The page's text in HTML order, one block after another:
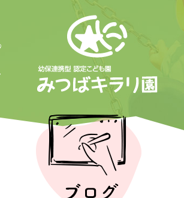
概要・アクセス
園舎のこと
クラス紹介
申請・入園の流れ